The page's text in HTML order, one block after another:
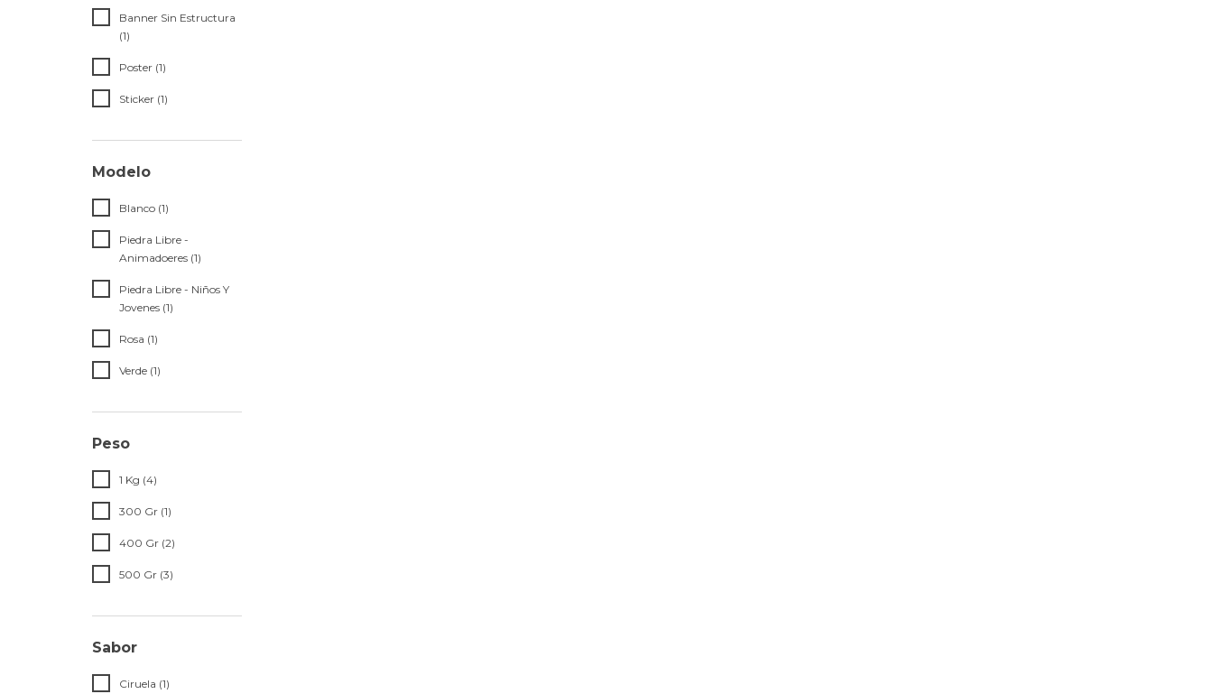
Banner Sin Estructura
(1)
Poster (1)
Sticker (1)
Modelo
Blanco (1)
Piedra Libre -
Animadoeres (1)
Piedra Libre - Niños Y
Jovenes (1)
Rosa (1)
Verde (1)
Peso
1 Kg (4)
300 Gr (1)
400 Gr (2)
500 Gr (3)
Sabor
Ciruela (1)